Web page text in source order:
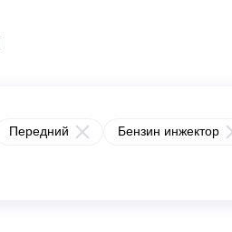
Передний Бензин инжектор